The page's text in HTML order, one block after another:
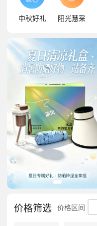
中秋好礼 阳光慧采
价格筛选 价格区间